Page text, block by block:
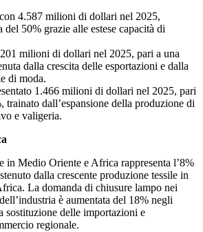
4.587 milioni di dollari nel 2025,
del 50% grazie alle estese capacità di
milioni di dollari nel 2025, pari a una
dalla crescita delle esportazioni e dalla
di moda.
1.466 milioni di dollari nel 2025, pari
trainato dall’espansione della produzione di
e valigeria.
in Medio Oriente e Africa rappresenta l’8%
dalla crescente produzione tessile in
La domanda di chiusure lampo nei
è aumentata del 18% negli
sostituzione delle importazioni e
regionale.